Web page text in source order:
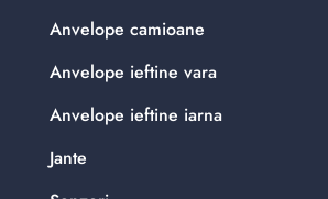
Anvelope camioane
Anvelope ieftine vara
Anvelope ieftine iarna
Jante